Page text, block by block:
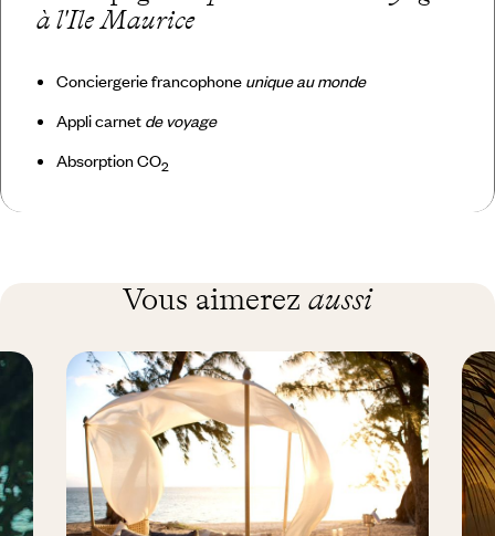
à l'Ile Maurice
Conciergerie francophone unique au monde
Appli carnet de voyage
Absorption CO2
Vous aimerez aussi